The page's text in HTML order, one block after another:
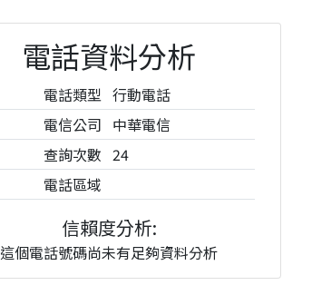
電話資料分析
電話類型 行動電話
電信公司 中華電信
查詢次數 24
電話區域
信賴度分析:
這個電話號碼尚未有足夠資料分析